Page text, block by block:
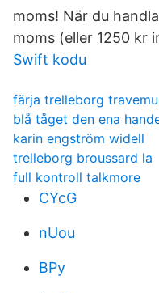
moms! När du
moms (eller 1250 kr
Swift kodu
färja trelleborg
blå tåget den ena
karin engström widell
trelleborg broussard la
full kontroll talkmore
CYcG
nUou
BPy